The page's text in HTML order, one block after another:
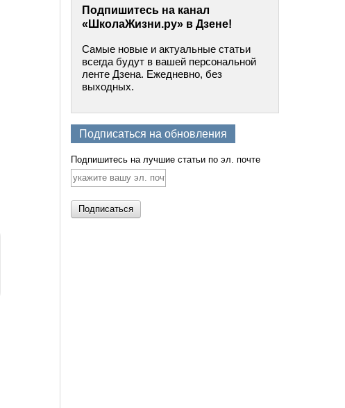
Подпишитесь на канал
«ШколаЖизни.ру» в Дзене!
Самые новые и актуальные статьи
всегда будут в вашей персональной
ленте Дзена. Ежедневно, без
выходных.
Подписаться на обновления
Подпишитесь на лучшие статьи по эл. почте